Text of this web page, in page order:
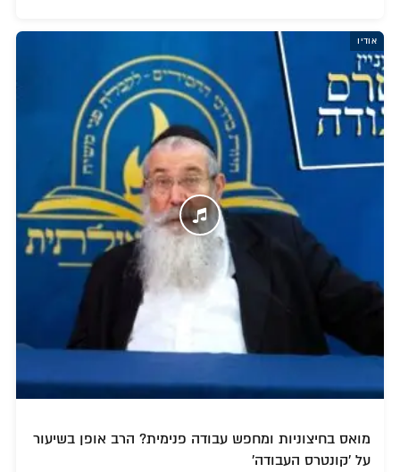
אודיו
מואס בחיצוניות ומחפש עבודה פנימית? הרב אופן בשיעור
על 'קונטרס העבודה'